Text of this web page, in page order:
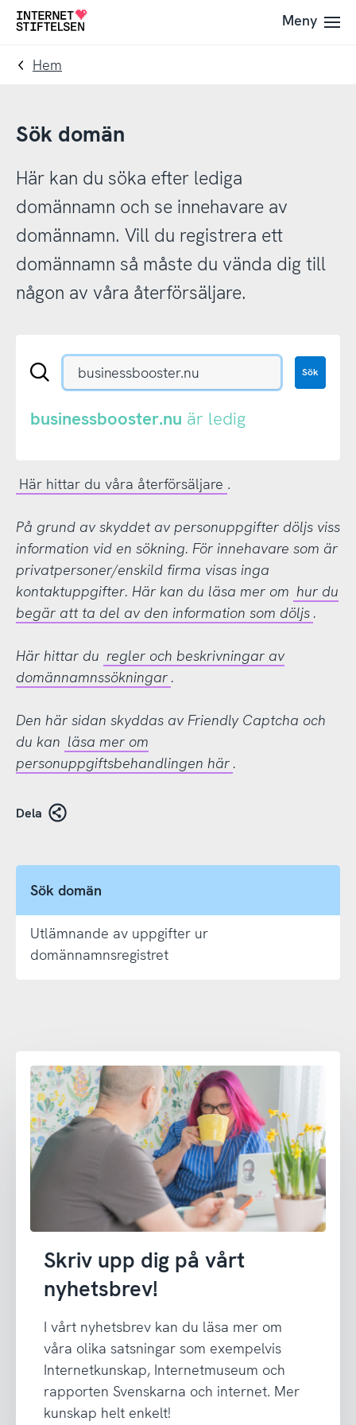
Till
navigering
Till
innehåll
Till
Meny
Hem
Sök domän
Här kan du söka efter lediga
domännamn och se innehavare av
domännamn. Vill du registrera ett
domännamn så måste du vända dig till
någon av våra återförsäljare.
Sök
eller
Sök
businessbooster.nu är ledig
Här hittar du våra återförsäljare .
På grund av skyddet av personuppgifter döljs viss
information vid en sökning. För innehavare som är
privatpersoner/enskild firma visas inga
kontaktuppgifter. Här kan du läsa mer om hur du
begär att ta del av den information som döljs .
Här hittar du regler och beskrivningar av
domännamnssökningar .
Den här sidan skyddas av Friendly Captcha och
du kan läsa mer om
personuppgiftsbehandlingen här .
Dela
Sök domän
Utlämnande av uppgifter ur
domännamnsregistret
Skriv upp dig på vårt
nyhetsbrev!
I vårt nyhetsbrev kan du läsa mer om
våra olika satsningar som exempelvis
Internetkunskap, Internetmuseum och
rapporten Svenskarna och internet. Mer
kunskap helt enkelt!